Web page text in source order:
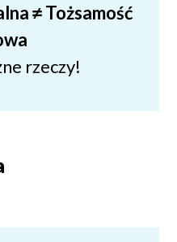
≠ Tożsamość
rzeczy!